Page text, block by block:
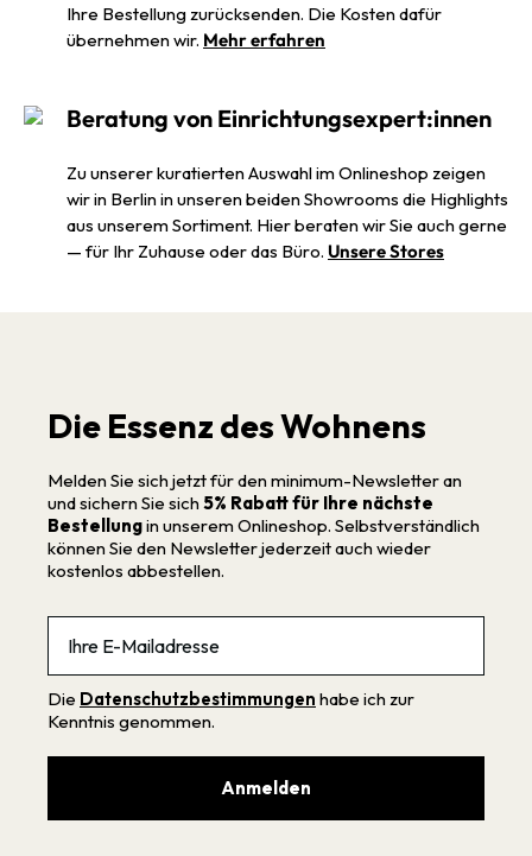
Ihre Bestellung zurücksenden. Die Kosten dafür
übernehmen wir. Mehr erfahren
Beratung von Einrichtungsexpert:innen
Zu unserer kuratierten Auswahl im Onlineshop zeigen
wir in Berlin in unseren beiden Showrooms die Highlights
aus unserem Sortiment. Hier beraten wir Sie auch gerne
— für Ihr Zuhause oder das Büro. Unsere Stores
Die Essenz des Wohnens
Melden Sie sich jetzt für den minimum-Newsletter an
und sichern Sie sich 5% Rabatt für Ihre nächste
Bestellungin unserem Onlineshop. Selbstverständlich
können Sie den Newsletter jederzeit auch wieder
kostenlos abbestellen.
Die Datenschutzbestimmungen habe ich zur
Kenntnis genommen.
Anmelden